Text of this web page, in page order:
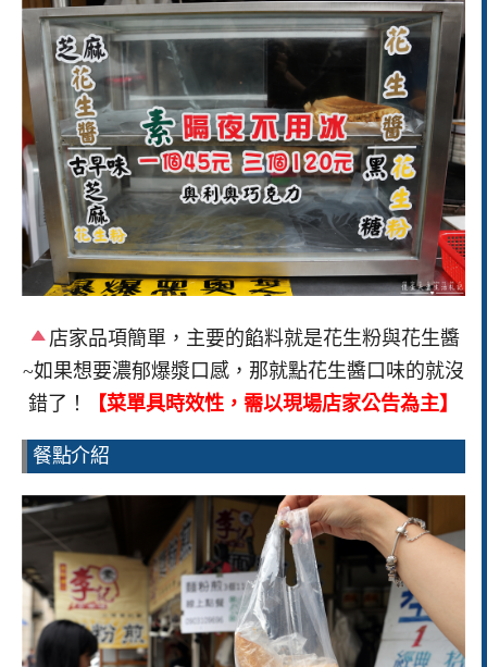
店家品項簡單，主要的餡料就是花生粉與花生醬
~如果想要濃郁爆漿口感，那就點花生醬口味的就沒
錯了！
【菜單具時效性，需以現場店家公告為主】
餐點介紹